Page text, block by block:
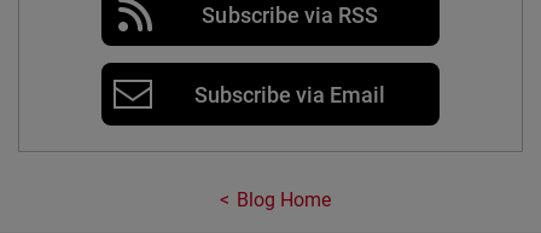
Subscribe via RSS
Subscribe via Email
Blog Home